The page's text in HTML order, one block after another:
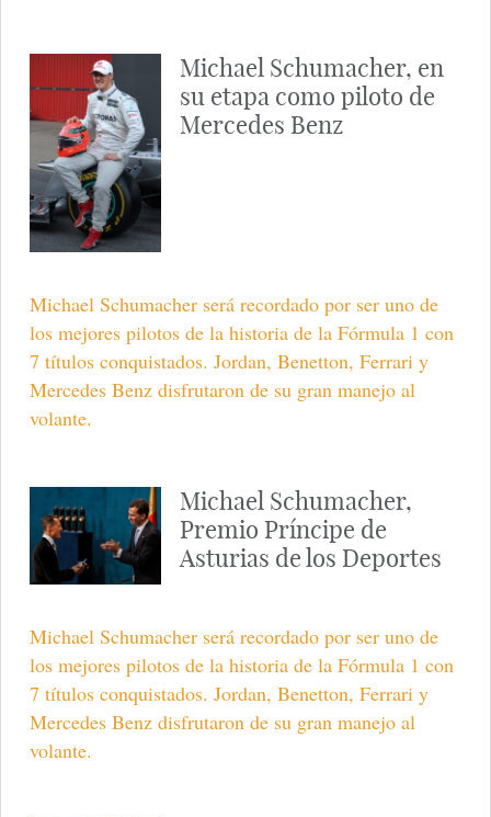
Michael Schumacher, en
su etapa como piloto de
Mercedes Benz
Michael Schumacher será recordado por ser uno de
los mejores pilotos de la historia de la Fórmula 1 con
7 títulos conquistados. Jordan, Benetton, Ferrari y
Mercedes Benz disfrutaron de su gran manejo al
volante.
Michael Schumacher,
Premio Príncipe de
Asturias de los Deportes
Michael Schumacher será recordado por ser uno de
los mejores pilotos de la historia de la Fórmula 1 con
7 títulos conquistados. Jordan, Benetton, Ferrari y
Mercedes Benz disfrutaron de su gran manejo al
volante.